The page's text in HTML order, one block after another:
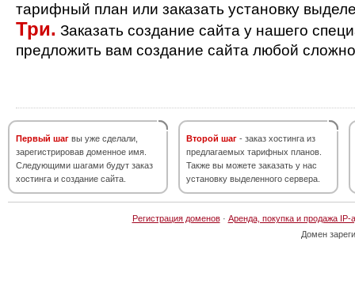
тарифный план или заказать установку
Три. Заказать создание сайта у нашего
предложить вам создание сайта любой
Первый шаг вы уже сделали,
зарегистрировав доменное имя.
Следующими шагами будут заказ
хостинга и создание сайта.
Второй шаг - заказ хостинга из
предлагаемых тарифных планов.
Также вы можете заказать у нас
установку выделенного сервера.
Регистрация доменов· Аренда, покупка и продажа IP-
Домен